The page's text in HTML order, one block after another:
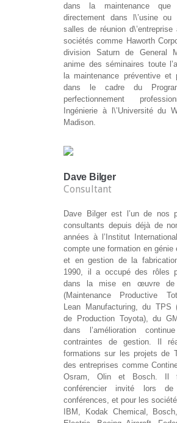
dans la maintenance
directement dans l\’usine ou
salles de réunion d\’entreprise
sociétés comme Haworth
division Saturn de General
anime des séminaires toute
la maintenance préventive et
dans le cadre du
perfectionnement
Ingénierie à l\’Université du
Madison.
Dave Bilger
Consultant
Dave Bilger est l’un de nos
consultants depuis déjà de
années à l’Institut
compte une formation en génie
et en gestion de la
1990, il a occupé des rôles
dans la mise en œuvre de
(Maintenance Productive
Lean Manufacturing, du TPS
de Production Toyota), du
dans l’amélioration
contraintes de gestion. Il
formations sur les projets de
des entreprises comme
Osram, Olin et Bosch. Il
conférencier invité lors de
conférences, et pour les
IBM, Kodak Chemical,